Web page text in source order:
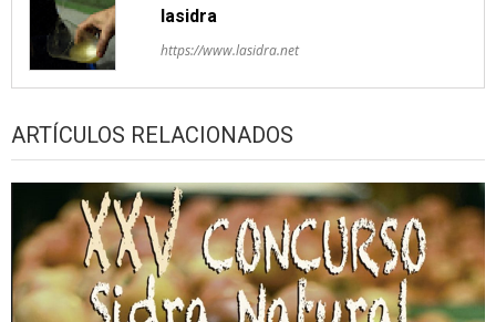
lasidra
https://www.lasidra.net
ARTÍCULOS RELACIONADOS